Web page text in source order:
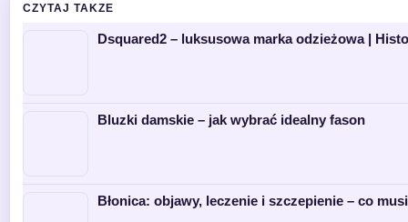
CZYTAJ TAKZE
Dsquared2 – luksusowa marka odzieżowa |
Bluzki damskie – jak wybrać idealny fason
Błonica: objawy, leczenie i szczepienie – co